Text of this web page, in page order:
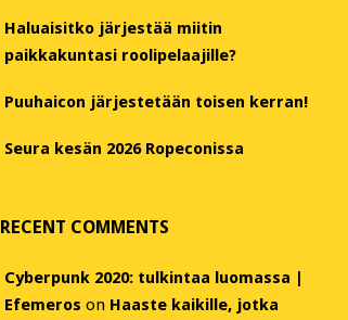
Haluaisitko järjestää miitin
paikkakuntasi roolipelaajille?
Puuhaicon järjestetään toisen kerran!
Seura kesän 2026 Ropeconissa
RECENT COMMENTS
Cyberpunk 2020: tulkintaa luomassa |
Efemeros on Haaste kaikille, jotka